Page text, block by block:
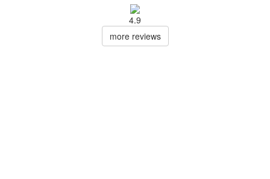
4.9
more reviews